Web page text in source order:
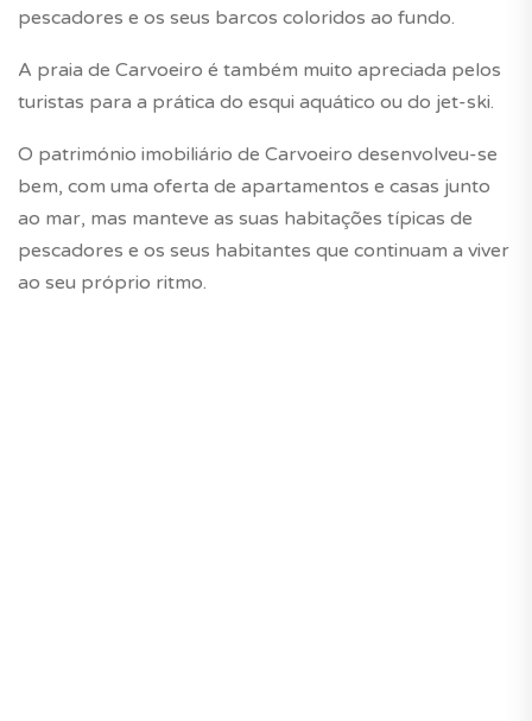
pescadores e os seus barcos coloridos ao fundo.
A praia de Carvoeiro é também muito apreciada pelos
turistas para a prática do esqui aquático ou do jet-ski.
O património imobiliário de Carvoeiro desenvolveu-se
bem, com uma oferta de apartamentos e casas junto
ao mar, mas manteve as suas habitações típicas de
pescadores e os seus habitantes que continuam a viver
ao seu próprio ritmo.